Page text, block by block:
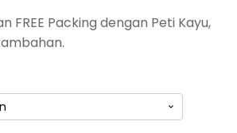
FREE Packing dengan Peti Kayu,